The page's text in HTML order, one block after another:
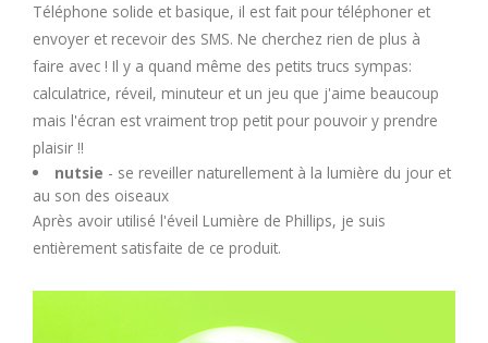
V
W
X
Z
Téléphone solide et basique, il est fait pour téléphoner et
envoyer et recevoir des SMS. Ne cherchez rien de plus à
faire avec ! Il y a quand même des petits trucs sympas:
calculatrice, réveil, minuteur et un jeu que j'aime beaucoup
mais l'écran est vraiment trop petit pour pouvoir y prendre
plaisir !!
nutsie - se reveiller naturellement à la lumière du jour et
au son des oiseaux
Après avoir utilisé l'éveil Lumière de Phillips, je suis
entièrement satisfaite de ce produit.